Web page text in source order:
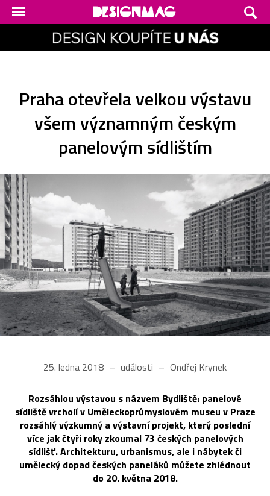
Praha otevřela velkou výstavu
všem významným českým
panelovým sídlištím
25. ledna 2018 události Ondřej Krynek
Rozsáhlou výstavou s názvem Bydliště: panelové
sídliště vrcholí v Uměleckoprůmyslovém museu v Praze
rozsáhlý výzkumný a výstavní projekt, který poslední
více jak čtyři roky zkoumal 73 českých panelových
sídlišť. Architekturu, urbanismus, ale i nábytek či
umělecký dopad českých paneláků můžete zhlédnout
do 20. května 2018.